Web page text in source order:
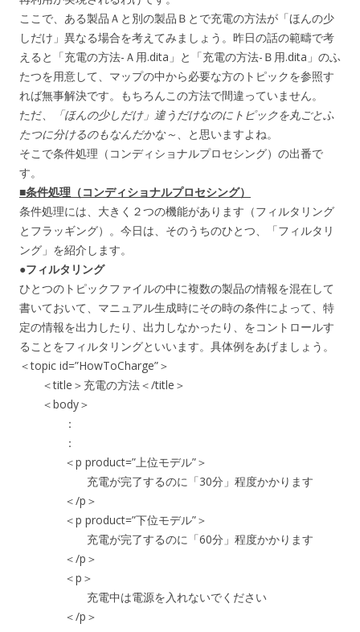
ここで、ある製品Ａと別の製品Ｂとで充電の方法が「ほんの少
しだけ」異なる場合を考えてみましょう。昨日の話の範疇で考
えると「充電の方法-Ａ用.dita」と「充電の方法-Ｂ用.dita」のふ
たつを用意して、マップの中から必要な方のトピックを参照す
れば無事解決です。もちろんこの方法で間違っていません。
ただ、
「ほんの少しだけ」違うだけなのにトピックを丸ごとふ
たつに分けるのもなんだかな～
、と思いますよね。
そこで条件処理（コンディショナルプロセシング）の出番で
す。
■条件処理（コンディショナルプロセシング）
条件処理には、大きく２つの機能があります（フィルタリング
とフラッギング）。今日は、そのうちのひとつ、「フィルタリ
ング」を紹介します。
●フィルタリング
ひとつのトピックファイルの中に複数の製品の情報を混在して
書いておいて、マニュアル生成時にその時の条件によって、特
定の情報を出力したり、出力しなかったり、をコントロールす
ることをフィルタリングといいます。具体例をあげましょう。
＜topic id=”HowToCharge”＞
＜title＞充電の方法＜/title＞
＜body＞
：
：
＜p product=”上位モデル”＞
充電が完了するのに「30分」程度かかります
＜/p＞
＜p product=”下位モデル”＞
充電が完了するのに「60分」程度かかります
＜/p＞
＜p＞
充電中は電源を入れないでください
＜/p＞